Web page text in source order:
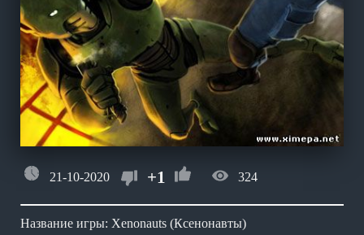
21-10-2020 +1 324
Название игры: Xenonauts (Ксенонавты)